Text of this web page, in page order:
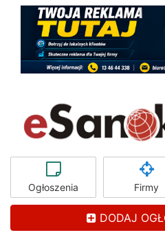
Ogłoszenia Firmy
DODAJ